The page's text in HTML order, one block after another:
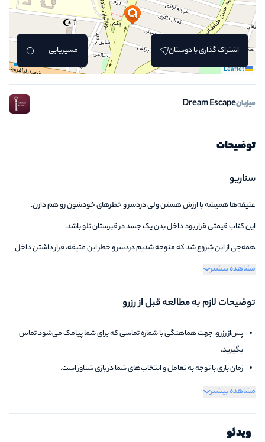
Leaflet
اشتراک گذاری با دوستان مسیریابی
میزبانDream Escape
توضیحات
سناریو
عتیقه‌ها همیشه با ارزش هستن ولی دردسر و خطرهای خودشون رو هم دارن.
این کتاب قیمتی قرار بود داخل بدن یک جسد در قبرستان تلو باشد.
همه‌چی از این شروع شد که متوجه شدیم دردسر و خطر این عتیقه، قرار داشتن داخل
بدن یک جسد بود!
مشاهده بیشتر
توضیحات لازم به مطالعه قبل از رزرو
پس‌از رزرو، جهت هماهنگی با شماره تماسی که برای شما پیامک می‌شود تماس
بگیرید.
زمان بازی با توجه به تعامل و انتخاب‌های شما در بازی شناور است.
از پذیرش افراد با حالات غیرطبیعی معذوریم.
مشاهده بیشتر
ویدئو